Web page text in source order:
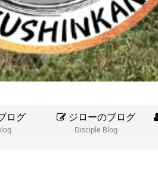
ログ
ジローのブログ
Disciple Blog